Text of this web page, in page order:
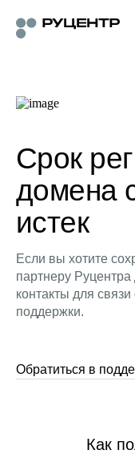
Срок
домена
истек
Если вы хотите
партнеру
контакты для
поддержки.
Обратиться в
Как